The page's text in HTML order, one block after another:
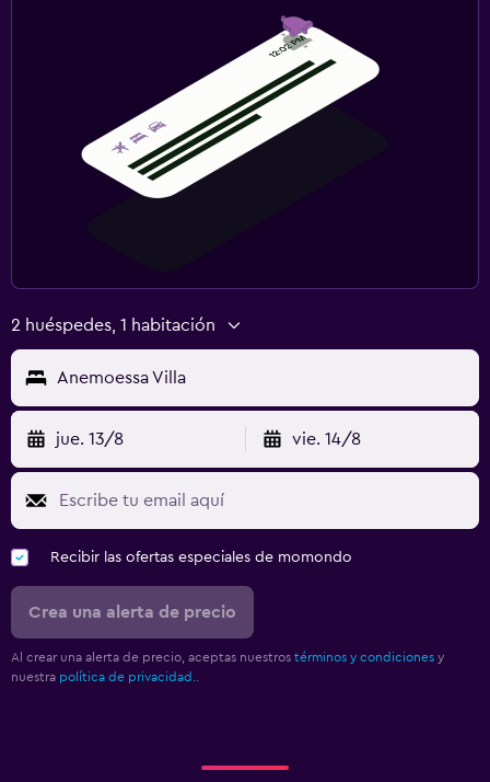
2 huéspedes, 1 habitación
Anemoessa Villa
jue. 13/8 vie. 14/8
Recibir las ofertas especiales de momondo
Crea una alerta de precio
Al crear una alerta de precio, aceptas nuestros términos y condiciones y
nuestra política de privacidad.